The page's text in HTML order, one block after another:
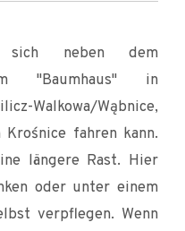
sich neben dem
"Baumhaus" in
Walkowa/Wąbnice,
fahren kann.
längere Rast. Hier
oder unter einem
verpflegen. Wenn